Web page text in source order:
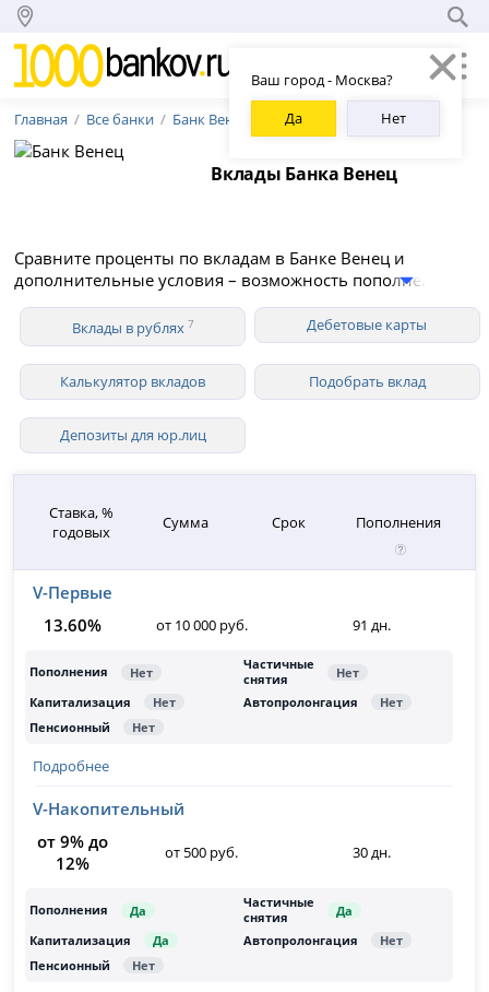
Ваш город - Москва?
Да
Нет
Главная Все банки Банк Венец
Вклады Банка Венец
Сравните проценты по вкладам в Банке Венец и
дополнительные условия – возможность пополнения и
снятия средств, капитализация, вклады для
пенсионеров. В 2026 году Банк Венец предлагает 7
вкладов для физических лиц в рублях со ставкой до
13.60% годовых.
Вклады в рублях 7 Дебетовые карты
Калькулятор вкладов Подобрать вклад
Депозиты для юр.лиц
Ставка, %
годовых
Сумма Срок Пополнения
V-Первые
13.60%
от 10 000 руб. 91 дн.
Подробнее
V-Накопительный
от 9% до
12%
от 500 руб. 30 дн.